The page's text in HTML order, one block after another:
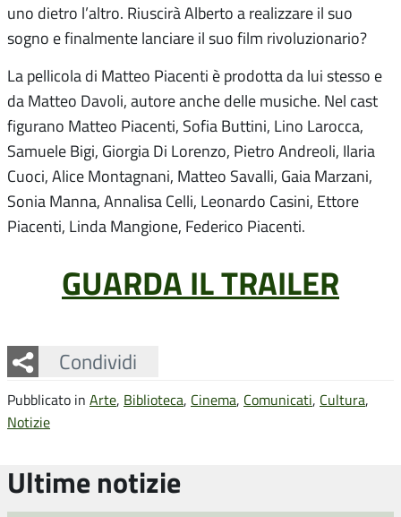
uno dietro l’altro. Riuscirà Alberto a realizzare il suo
sogno e finalmente lanciare il suo film rivoluzionario?
La pellicola di Matteo Piacenti è prodotta da lui stesso e
da Matteo Davoli, autore anche delle musiche. Nel cast
figurano Matteo Piacenti, Sofia Buttini, Lino Larocca,
Samuele Bigi, Giorgia Di Lorenzo, Pietro Andreoli, Ilaria
Cuoci, Alice Montagnani, Matteo Savalli, Gaia Marzani,
Sonia Manna, Annalisa Celli, Leonardo Casini, Ettore
Piacenti, Linda Mangione, Federico Piacenti.
GUARDA IL TRAILER
Condividi
Facebook
Twitter
Whatsapp
Pubblicato in Arte, Biblioteca, Cinema, Comunicati, Cultura,
Notizie
Ultime notizie